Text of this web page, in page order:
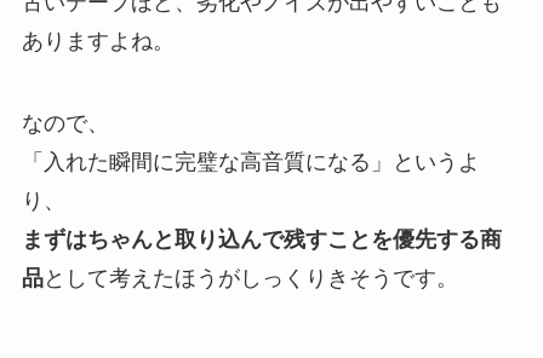
ありますよね。
なので、
「入れた瞬間に完璧な高音質になる」というよ
り、
まずはちゃんと取り込んで残すことを優先する商
品として考えたほうがしっくりきそうです。